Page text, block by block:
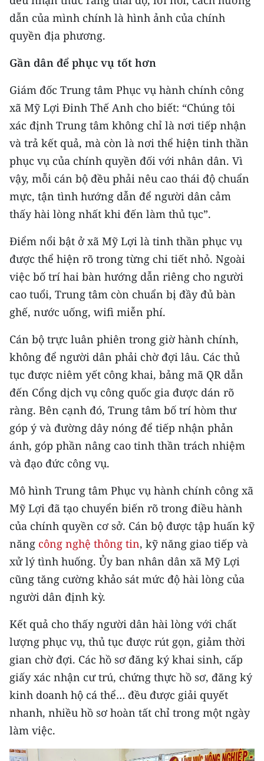
dẫn của mình chính là hình ảnh của chính
quyền địa phương.
Gần dân để phục vụ tốt hơn
Giám đốc Trung tâm Phục vụ hành chính công
xã Mỹ Lợi Đinh Thế Anh cho biết: “Chúng tôi
xác định Trung tâm không chỉ là nơi tiếp nhận
và trả kết quả, mà còn là nơi thể hiện tinh thần
phục vụ của chính quyền đối với nhân dân. Vì
vậy, mỗi cán bộ đều phải nêu cao thái độ chuẩn
mực, tận tình hướng dẫn để người dân cảm
thấy hài lòng nhất khi đến làm thủ tục”.
Điểm nổi bật ở xã Mỹ Lợi là tinh thần phục vụ
được thể hiện rõ trong từng chi tiết nhỏ. Ngoài
việc bố trí hai bàn hướng dẫn riêng cho người
cao tuổi, Trung tâm còn chuẩn bị đầy đủ bàn
ghế, nước uống, wifi miễn phí.
Cán bộ trực luân phiên trong giờ hành chính,
không để người dân phải chờ đợi lâu. Các thủ
tục được niêm yết công khai, bảng mã QR dẫn
đến Cổng dịch vụ công quốc gia được dán rõ
ràng. Bên cạnh đó, Trung tâm bố trí hòm thư
góp ý và đường dây nóng để tiếp nhận phản
ánh, góp phần nâng cao tinh thần trách nhiệm
và đạo đức công vụ.
Mô hình Trung tâm Phục vụ hành chính công xã
Mỹ Lợi đã tạo chuyển biến rõ trong điều hành
của chính quyền cơ sở. Cán bộ được tập huấn kỹ
năng công nghệ thông tin, kỹ năng giao tiếp và
xử lý tình huống. Ủy ban nhân dân xã Mỹ Lợi
cũng tăng cường khảo sát mức độ hài lòng của
người dân định kỳ.
Kết quả cho thấy người dân hài lòng với chất
lượng phục vụ, thủ tục được rút gọn, giảm thời
gian chờ đợi. Các hồ sơ đăng ký khai sinh, cấp
giấy xác nhận cư trú, chứng thực hồ sơ, đăng ký
kinh doanh hộ cá thể… đều được giải quyết
nhanh, nhiều hồ sơ hoàn tất chỉ trong một ngày
làm việc.